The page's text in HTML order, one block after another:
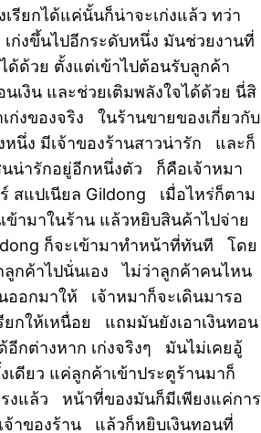
เรียกได้แค่นั้นก็น่าจะเก่งแล้ว ทว่า
เก่งขึ้นไปอีกระดับหนึ่ง มันช่วยงานที่
ด้ด้วย ตั้งแต่เข้าไปต้อนรับลูกค้า
นเงิน และช่วยเติมพลังใจได้ด้วย นี่สิ
เก่งของจริง ในร้านขายของเกี่ยวกับ
หนึ่ง มีเจ้าของร้านสาวน่ารัก และก็
น่ารักอยู่อีกหนึ่งตัว ก็คือเจ้าหมา
สแปเนียล Gildong เมื่อไหร่ก็ตาม
ข้ามาในร้าน แล้วหยิบสินค้าไปจ่าย
ก็จะเข้ามาทำหน้าที่ทันที โดย
ลูกค้าไปนั่นเอง ไม่ว่าลูกค้าคนไหน
ออกมาให้ เจ้าหมาก็จะเดินมารอ
ยกให้เหนื่อย แถมมันยังเอาเงินทอน
อีกต่างหาก เก่งจริงๆ มันไม่เคยอู้
เดียว แค่ลูกค้าเข้าประตูร้านมาก็
งแล้ว หน้าที่ของมันก็มีเพียงแค่การ
เจ้าของร้าน แล้วก็หยิบเงินทอนที่